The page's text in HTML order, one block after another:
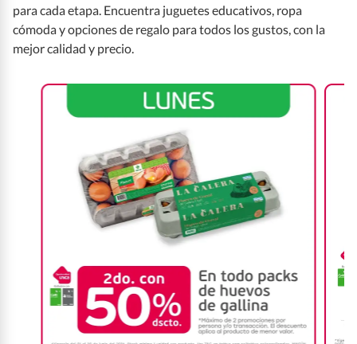
para cada etapa. Encuentra juguetes educativos, ropa
cómoda y opciones de regalo para todos los gustos, con la
mejor calidad y precio.